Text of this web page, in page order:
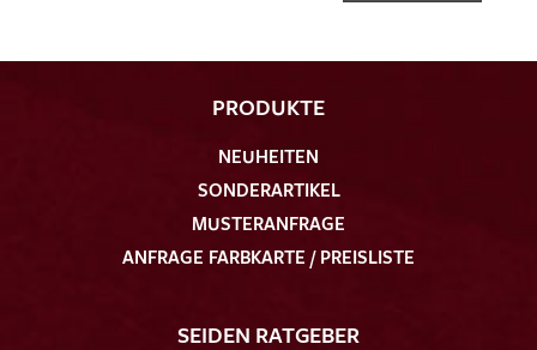
Ich bin damit einverstanden, dass meine angegebenen Daten
zur Beantwortung meiner Musteranfrage genutzt werden.
Datenschutzbestimmungenhabe ich zur Kenntnis
genommen und akzeptiere diese.
PRODUKTE
NEUHEITEN
SONDERARTIKEL
MUSTERANFRAGE
ANFRAGE FARBKARTE / PREISLISTE
SEIDEN RATGEBER